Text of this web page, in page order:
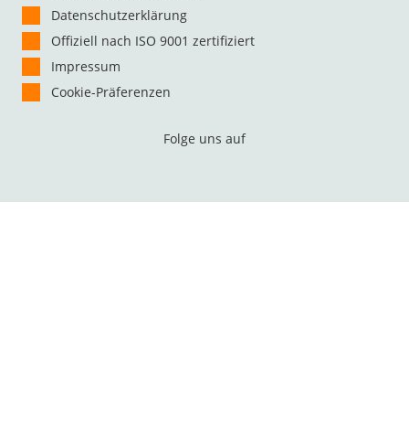
Datenschutzerklärung
Offiziell nach ISO 9001 zertifiziert
Impressum
Cookie-Präferenzen
Folge uns auf